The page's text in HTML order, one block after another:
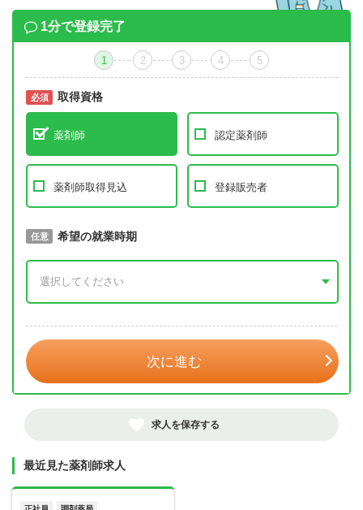
1分で登録完了
1 2 3 4 5
必須 取得資格
薬剤師 認定薬剤師
薬剤師取得見込 登録販売者
必須 取得予定年
任意 希望の就業時期
次に進む
求人を保存する
最近見た薬剤師求人